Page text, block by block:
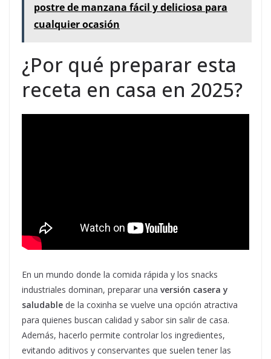
postre de manzana fácil y deliciosa para
cualquier ocasión
¿Por qué preparar esta
receta en casa en 2025?
En un mundo donde la comida rápida y los snacks
industriales dominan, preparar una versión casera y
saludable de la coxinha se vuelve una opción atractiva
para quienes buscan calidad y sabor sin salir de casa.
Además, hacerlo permite controlar los ingredientes,
evitando aditivos y conservantes que suelen tener las